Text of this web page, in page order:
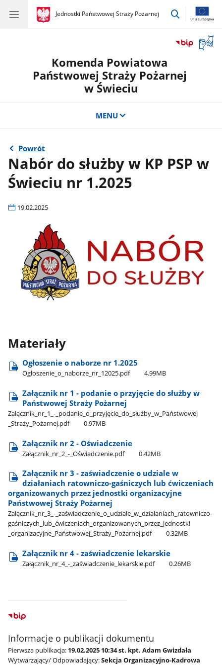
gov.pl
Jednostki Państwowej Straży Pożarnej
gov.pl
Jednostki
przejdź
okno
Komenda Powiatowa
Państwowej Straży Pożarnej
w Świeciu
MENU
Powrót
Nabór do służby w KP PSP w
Świeciu nr 1.2025
19.02.2025
Materiały
Ogłoszenie o naborze nr 1.2025
Ogłoszenie​_o​_naborze​_nr​_12025.pdf 4.99MB
Załącznik nr 1 - podanie o przyjęcie do służby w
Państwowej Straży Pożarnej
Załącznik​_nr​_1​_-​_podanie​_o​_przyjęcie​_do​_służby​_w​_Państwowej​
_Straży​_Pożarnej.pdf
0.97MB
Załącznik nr 2 - Oświadczenie
Załącznik​_nr​_2​_-​_Oświadczenie.pdf 0.42MB
Załącznik nr 3 - zaświadczenie o udziale w
działaniach ratowniczo-gaśniczych lub ćwiczeniach
organizowanych przez jednostki organizacyjne
Państwowej Straży Pożarnej
Załącznik​_nr​_3​_-​_zaświadczenie​_o​_udziale​_w​_działaniach​_ratowniczo-
gaśniczych​_lub​_ćwiczeniach​_organizowanych​_przez​_jednostki​
_organizacyjne​_Państwowej​_Straży​_Pożarnej.pdf
0.32MB
Załącznik nr 4 - zaświadczenie lekarskie
Załącznik​_nr​_4​_-​_zaświadczenie​_lekarskie.pdf 0.26MB
Informacje o publikacji dokumentu
Pierwsza publikacja: 19.02.2025 10:34 st. kpt. Adam Gwizdała
Wytwarzający/ Odpowiadający:Sekcja Organizacyjno-Kadrowa